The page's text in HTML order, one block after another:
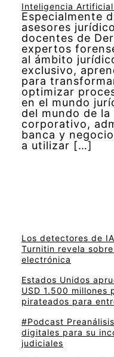
Inteligencia
Especialmente
asesores
docentes de
expertos
al ámbito
exclusivo,
para
optimizar
en el mundo
del mundo de
corporativo,
banca y
a utilizar […]
Los detectores de
Turnitin revela
electrónica
Estados Unidos
USD 1.500 millones
pirateados para
#Podcast
digitales para su
judiciales